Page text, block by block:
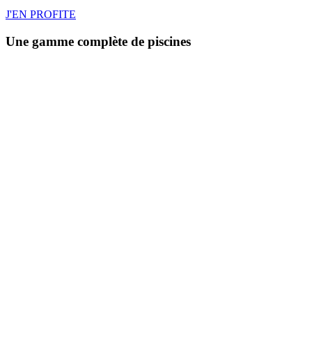
J'EN PROFITE
Une gamme complète de piscines